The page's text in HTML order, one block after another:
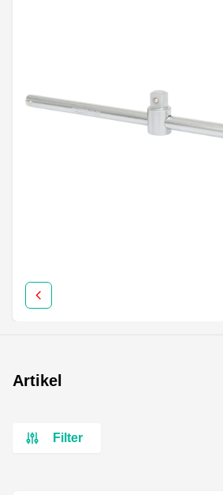
Artikel
Filter